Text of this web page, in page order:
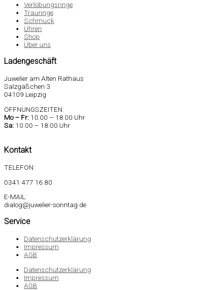
Verlobungsringe
Trauringe
Schmuck
Uhren
Shop
Über uns
Ladengeschäft
Juwelier am Alten Rathaus
Salzgäßchen 3
04109 Leipzig
ÖFFNUNGSZEITEN:
Mo – Fr: 10.00 – 18.00 Uhr
Sa: 10.00 – 18.00 Uhr
Kontakt
TELEFON:
0341 477 16 80
E-MAIL:
dialog@juwelier-sonntag.de
Service
Datenschutzerklärung
Impressum
AGB
Datenschutzerklärung
Impressum
AGB